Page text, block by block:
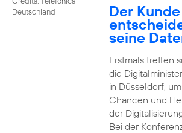
Deutschland
Der Kunde
seine
Erstmals treffen
die
in Düsseldorf,
Chancen und
der
Bei der